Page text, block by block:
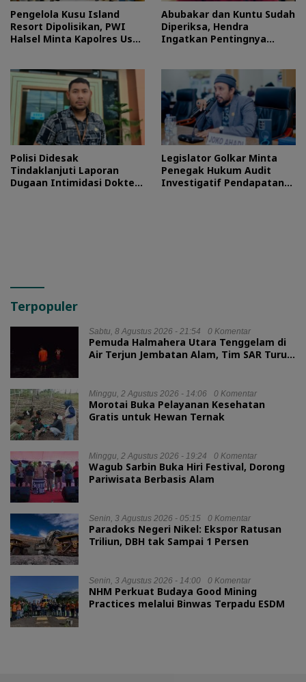
Pengelola Kusu Island
Resort Dipolisikan, PWI
Halsel Minta Kapolres Usut
Abubakar dan Kuntu Sudah
Diperiksa, Hendra
Ingatkan Pentingnya
Polisi Didesak
Tindaklanjuti Laporan
Dugaan Intimidasi Dokter
Legislator Golkar Minta
Penegak Hukum Audit
Investigatif Pendapatan
Terpopuler
Sabtu, 8 Agustus 2026 - 21:54 0 Komentar
Pemuda Halmahera Utara Tenggelam di
Air Terjun Jembatan Alam, Tim SAR Turun
Minggu, 2 Agustus 2026 - 14:06 0 Komentar
Morotai Buka Pelayanan Kesehatan
Gratis untuk Hewan Ternak
Minggu, 2 Agustus 2026 - 19:24 0 Komentar
Wagub Sarbin Buka Hiri Festival, Dorong
Pariwisata Berbasis Alam
Senin, 3 Agustus 2026 - 05:15 0 Komentar
Paradoks Negeri Nikel: Ekspor Ratusan
Triliun, DBH tak Sampai 1 Persen
Senin, 3 Agustus 2026 - 14:00 0 Komentar
NHM Perkuat Budaya Good Mining
Practices melalui Binwas Terpadu ESDM